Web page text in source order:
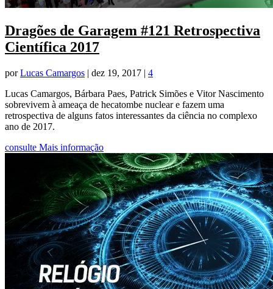
Dragões de Garagem #121 Retrospectiva
Científica 2017
porLucas Camargos | dez 19, 2017 | 4
Lucas Camargos, Bárbara Paes, Patrick Simões e Vitor Nascimento
sobrevivem à ameaça de hecatombe nuclear e fazem uma
retrospectiva de alguns fatos interessantes da ciência no complexo
ano de 2017.
consulte Mais informação